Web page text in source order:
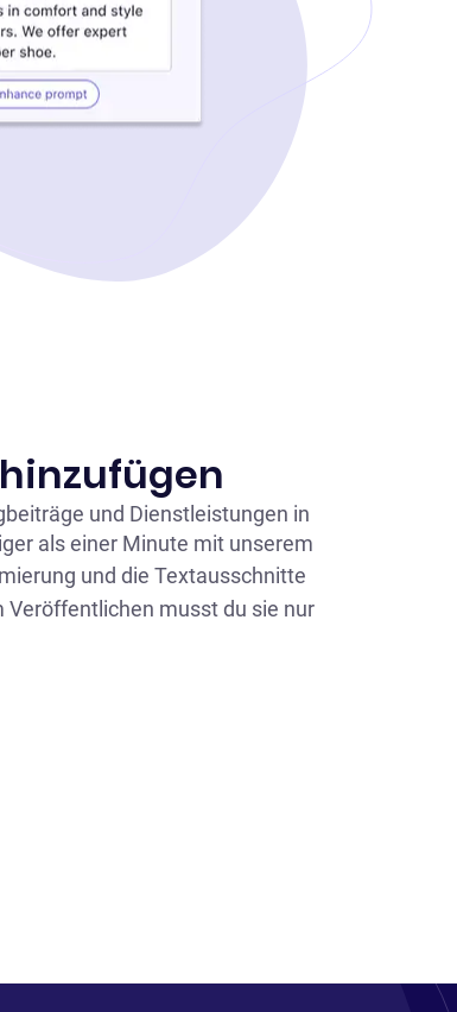
und Dienstleistungen in
als einer Minute mit unserem
und die Textausschnitte
musst du sie nur